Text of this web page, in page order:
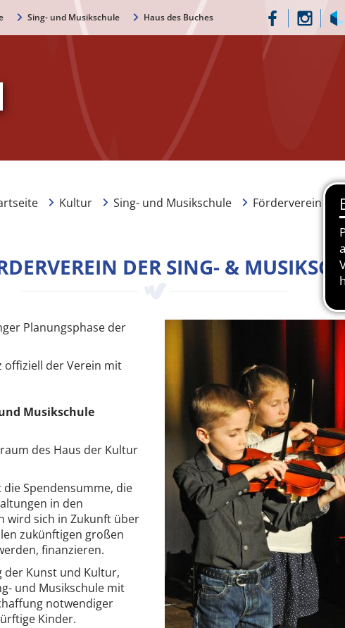
Sing- und Musikschule Haus des Buches
Kultur Sing- und Musikschule Förderverein
DER SING- &
Planungsphase der
offiziell der Verein mit
Musikschule
des Haus der Kultur
Spendensumme, die
in den
wird sich in Zukunft über
zukünftigen großen
finanzieren.
der Kunst und Kultur,
und Musikschule mit
notwendiger
Kinder.